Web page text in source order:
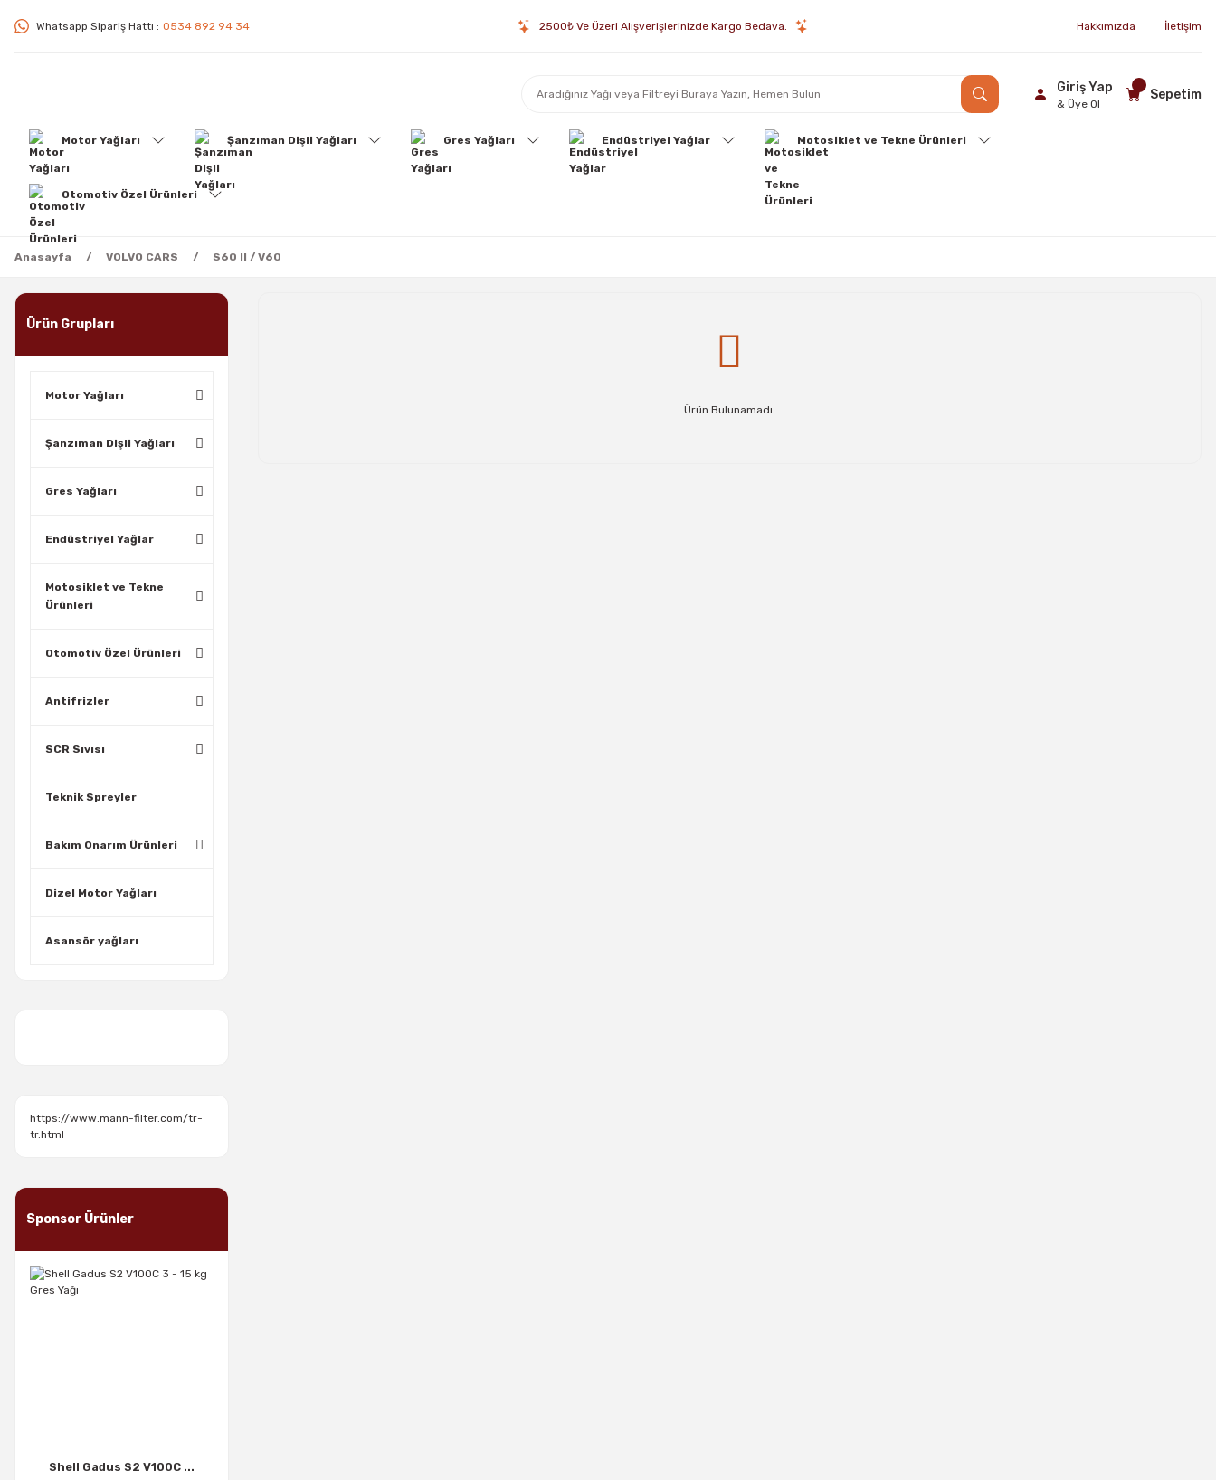
Whatsapp Sipariş Hattı : 0534 892 94 34 2500₺ Ve Üzeri Alışverişlerinizde Kargo Bedava. Hakkımızda İletişim
Giriş Yap
& Üye Ol
Sepetim
Motor Yağları Şanzıman Dişli Yağları Gres Yağları Endüstriyel Yağlar Motosiklet ve Tekne Ürünleri
Otomotiv Özel Ürünleri
Anasayfa VOLVO CARS S60 II / V60
Ürün Grupları
Motor Yağları
Şanzıman Dişli Yağları
Gres Yağları
Endüstriyel Yağlar
Motosiklet ve Tekne
Ürünleri
Otomotiv Özel Ürünleri
Antifrizler
SCR Sıvısı
Teknik Spreyler
Bakım Onarım Ürünleri
Dizel Motor Yağları
Asansör yağları
https://www.mann-filter.com/tr-
tr.html
Sponsor Ürünler
Shell Gadus S2 V100C ...
Ürün Bulunamadı.